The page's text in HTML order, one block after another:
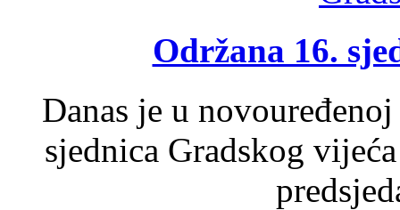
Održana 16.
Danas je u
sjednica Gradskog